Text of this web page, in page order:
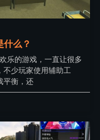
什么？
乐的游戏，一直让很多
不少玩家使用辅助工
平衡，还